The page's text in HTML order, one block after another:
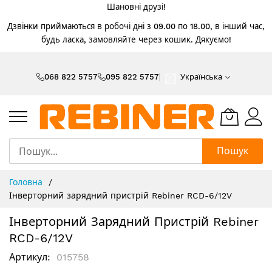
Шановні друзі!
Дзвінки приймаються в робочі дні з 09.00 по 18.00, в інший час,
будь ласка, замовляйте через кошик. Дякуємо!
068 822 5757 095 822 5757 Українська
Пошук
Головна
Інверторний зарядний пристрій Rebiner RCD-6/12V
Інверторний Зарядний Пристрій Rebiner
RCD-6/12V
Артикул 015758